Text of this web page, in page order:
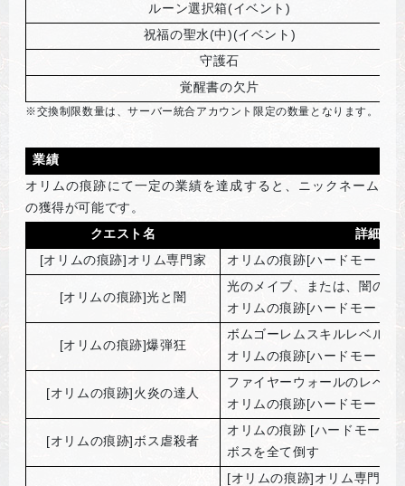
ルーン選択箱(イベント)
祝福の聖水(中)(イベント)
守護石
覚醒書の欠片
※交換制限数量は、サーバー統合アカウント限定の数量となります。
業績
オリムの痕跡にて一定の業績を達成すると、ニックネーム
の獲得が可能です。
クエスト名
詳細
[オリムの痕跡]オリム専門家 オリムの痕跡[ハードモード]
[オリムの痕跡]光と闇
光のメイブ、または、闇のジ
オリムの痕跡[ハードモード
[オリムの痕跡]爆弾狂
ボムゴーレムスキルレベル
オリムの痕跡[ハードモード
[オリムの痕跡]火炎の達人
ファイヤーウォールのレベル
オリムの痕跡[ハードモード
[オリムの痕跡]ボス虐殺者
オリムの痕跡 [ハードモード
ボスを全て倒す
[オリムの痕跡]オリム専門家